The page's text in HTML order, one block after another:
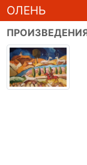
ОЛЕНЬ